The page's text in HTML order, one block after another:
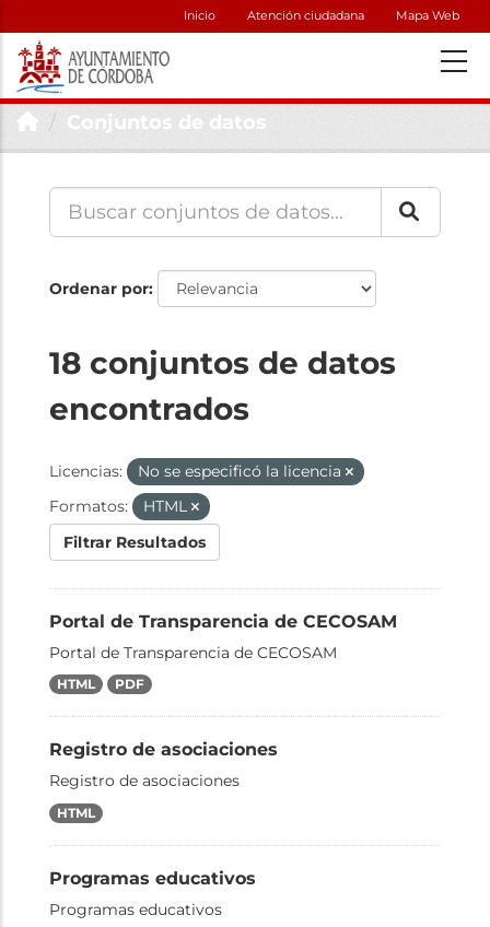
Inicio Atención ciudadana Mapa Web
Conjuntos de datos
Ordenar por
18 conjuntos de datos
encontrados
Licencias:
No se especificó la licencia
Formatos:
HTML
Filtrar Resultados
Portal de Transparencia de CECOSAM
Portal de Transparencia de CECOSAM
HTML PDF
Registro de asociaciones
Registro de asociaciones
HTML
Programas educativos
Programas educativos